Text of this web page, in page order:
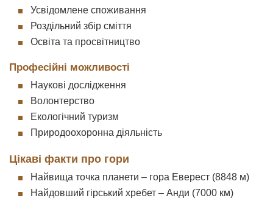
Усвідомлене споживання
Роздільний збір сміття
Освіта та просвітництво
Професійні можливості
Наукові дослідження
Волонтерство
Екологічний туризм
Природоохоронна діяльність
Цікаві факти про гори
Найвища точка планети – гора Еверест (8848 м)
Найдовший гірський хребет – Анди (7000 км)